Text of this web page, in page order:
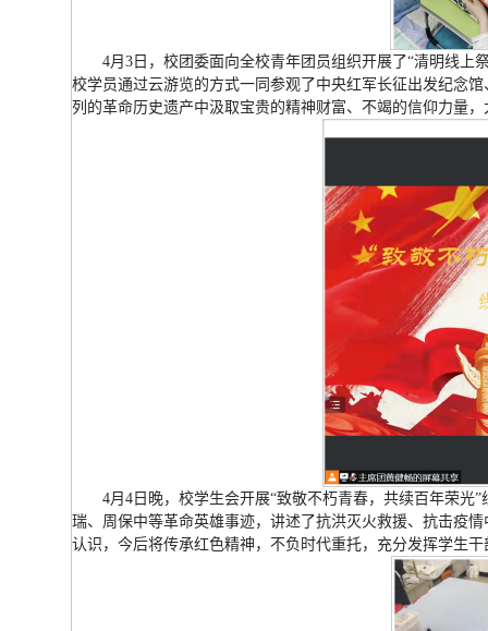
4月3日，校团委面向全校青年团员组织开展了“清明线
校学员通过云游览的方式一同参观了中央红军长征出发纪念
列的革命历史遗产中汲取宝贵的精神财富、不竭的信仰力量
4月4日晚，校学生会开展“致敬不朽青春，共续百年荣光
瑞、周保中等革命英雄事迹，讲述了抗洪灭火救援、抗击疫
认识，今后将传承红色精神，不负时代重托，充分发挥学生